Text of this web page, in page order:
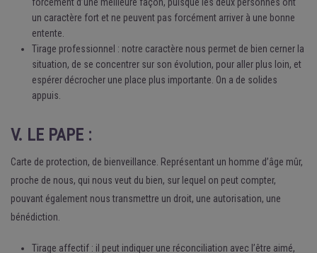
forcément d’une meilleure façon, puisque les deux personnes ont
un caractère fort et ne peuvent pas forcément arriver à une bonne
entente.
Tirage professionnel : notre caractère nous permet de bien cerner la
situation, de se concentrer sur son évolution, pour aller plus loin, et
espérer décrocher une place plus importante. On a de solides
appuis.
V. LE PAPE :
Carte de protection, de bienveillance. Représentant un homme d’âge mûr,
proche de nous, qui nous veut du bien, sur lequel on peut compter,
pouvant également nous transmettre un droit, une autorisation, une
bénédiction.
Tirage affectif : il peut indiquer une réconciliation avec l’être aimé,